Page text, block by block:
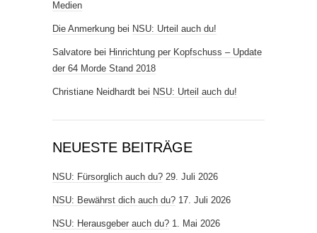
Medien
Die Anmerkung bei NSU: Urteil auch du!
Salvatore bei Hinrichtung per Kopfschuss – Update
der 64 Morde Stand 2018
Christiane Neidhardt bei NSU: Urteil auch du!
NEUESTE BEITRÄGE
NSU: Fürsorglich auch du? 29. Juli 2026
NSU: Bewährst dich auch du? 17. Juli 2026
NSU: Herausgeber auch du? 1. Mai 2026